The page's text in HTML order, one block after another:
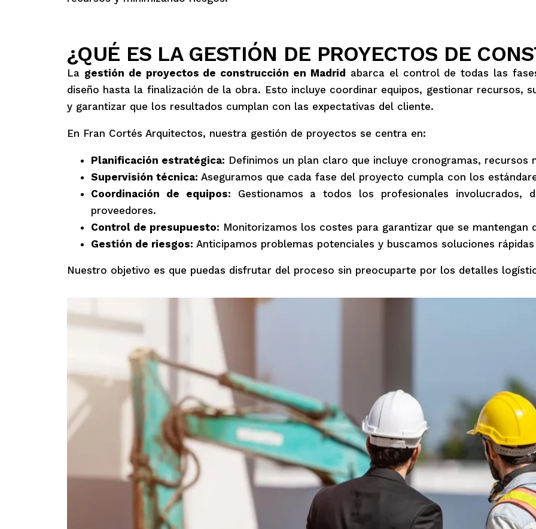
¿QUÉ ES LA GESTIÓN DE PROYECTOS DE
La gestión de proyectos de construcción en Madrid
abarca el control de todas las
diseño hasta la finalización de la obra. Esto incluye coordinar equipos, gestionar recursos,
y garantizar que los resultados cumplan con las expectativas del cliente.
En Fran Cortés Arquitectos, nuestra gestión de proyectos se centra en:
Planificación estratégica: Definimos un plan claro que incluye cronogramas, recursos
Supervisión técnica: Aseguramos que cada fase del proyecto cumpla con los
Coordinación de equipos: Gestionamos a todos los profesionales involucrados,
proveedores.
Control de presupuesto: Monitorizamos los costes para garantizar que se
Gestión de riesgos: Anticipamos problemas potenciales y buscamos soluciones
Nuestro objetivo es que puedas disfrutar del proceso sin preocuparte por los detalles